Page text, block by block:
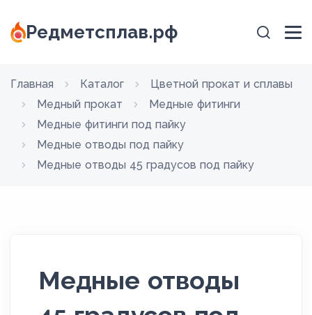
Редметсплав.рф
Главная Каталог
Цветной прокат и сплавы
Медный прокат
Медные фитинги
Медные фитинги под пайку
Медные отводы под пайку
Медные отводы 45 градусов под пайку
Медные отводы